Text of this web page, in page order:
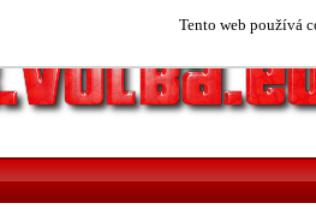
Tento web používá